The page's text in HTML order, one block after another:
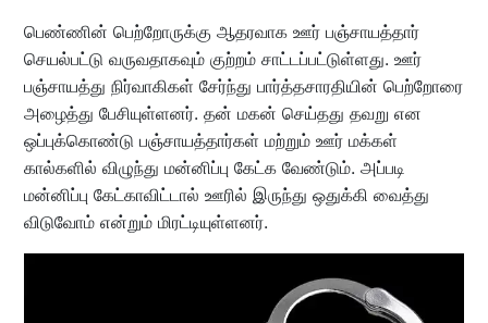
பெண்ணின் பெற்றோருக்கு ஆதரவாக ஊர் பஞ்சாயத்தார்
செயல்பட்டு வருவதாகவும் குற்றம் சாட்டப்பட்டுள்ளது. ஊர்
பஞ்சாயத்து நிர்வாகிகள் சேர்ந்து பார்த்தசாரதியின் பெற்றோரை
அழைத்து பேசியுள்ளனர். தன் மகன் செய்தது தவறு என
ஒப்புக்கொண்டு பஞ்சாயத்தார்கள் மற்றும் ஊர் மக்கள்
கால்களில் விழுந்து மன்னிப்பு கேட்க வேண்டும். அப்படி
மன்னிப்பு கேட்காவிட்டால் ஊரில் இருந்து ஒதுக்கி வைத்து
விடுவோம் என்றும் மிரட்டியுள்ளனர்.